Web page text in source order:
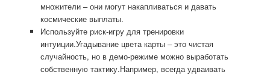
множители – они могут накапливаться и давать
космические выплаты.
Используйте риск-игру для тренировки
интуиции.Угадывание цвета карты – это чистая
случайность, но в демо-режиме можно выработать
собственную тактику.Например, всегда удваивать